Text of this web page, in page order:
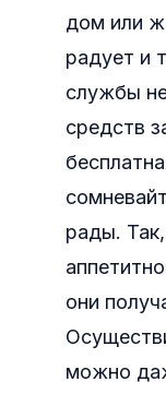
дом или
радует и
службы
средств
рады.
они
можно